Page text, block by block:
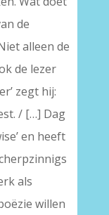
de
alleen de
de lezer
zegt hij:
/ […] Dag
en heeft
als
willen